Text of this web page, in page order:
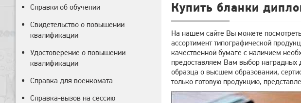
Купить бланки
На нашем сайте Вы можете
ассортимент типографической
качественной бумаге с наличием
предоставляем Вам выбор наградных
образца о высшем образовании,
только готовую продукцию,
Справки об обучении
Свидетельство о повышении
квалификации
Удостоверение о повышении
квалификации
Справка для военкомата
Справка-вызов на сессию